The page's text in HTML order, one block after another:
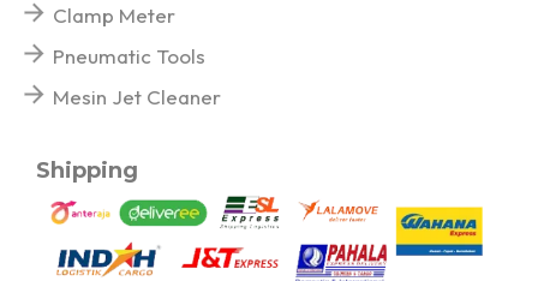
Clamp Meter
Pneumatic Tools
Mesin Jet Cleaner
Shipping